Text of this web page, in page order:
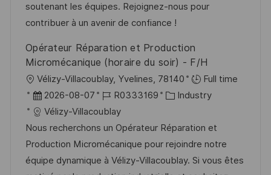
h
u
n
g
r
V
r
f
e
i
e
soutenant les équipes. Rejoignez-nous pour
contribuer à un avenir de confiance !
Opérateur Réparation et Production
Micromécanique (horaire du soir) - F/H
O
r
t
Vélizy-Villacoublay, Yvelines, 78140
Full time
D
a
t
u
m
2026-08-07
J
o
b
-
R0333169
K
t
e
g
Industry
Vélizy-Villacoublay
Nous recherchons un Opérateur Réparation et
Production Micromécanique pour rejoindre notre
équipe dynamique à Vélizy-Villacoublay. Si vous êtes